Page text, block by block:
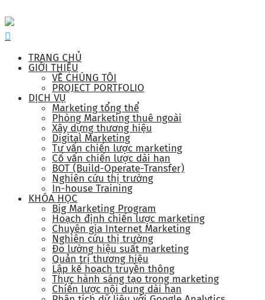
TRANG CHỦ
GIỚI THIỆU
VỀ CHÚNG TÔI
PROJECT PORTFOLIO
DỊCH VỤ
Marketing tổng thể
Phòng Marketing thuê ngoài
Xây dựng thương hiệu
Digital Marketing
Tư vấn chiến lược marketing
Cố vấn chiến lược dài hạn
BOT (Build-Operate-Transfer)
Nghiên cứu thị trường
In-house Training
KHÓA HỌC
Big Marketing Program
Hoạch định chiến lược marketing
Chuyên gia Internet Marketing
Nghiên cứu thị trường
Đo lường hiệu suất marketing
Quản trị thương hiệu
Lập kế hoạch truyền thông
Thực hành sáng tạo trong marketing
Chiến lược nội dung dài hạn